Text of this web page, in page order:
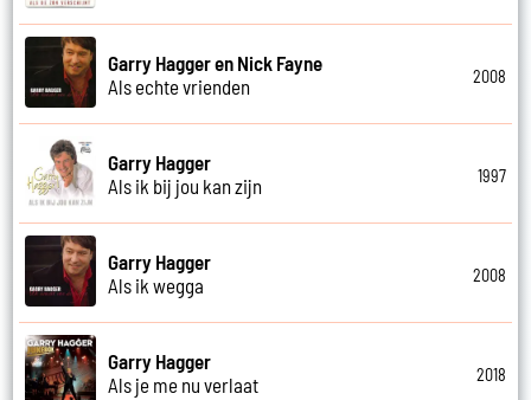
Garry Hagger en Nick Fayne
Als echte vrienden
2008
Garry Hagger
Als ik bij jou kan zijn
1997
Garry Hagger
Als ik wegga
2008
Garry Hagger
Als je me nu verlaat
2018